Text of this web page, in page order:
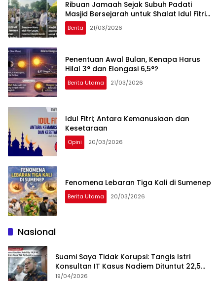
Ribuan Jamaah Sejak Subuh Padati
Masjid Bersejarah untuk Shalat Idul Fitri
2026
Berita 21/03/2026
Penentuan Awal Bulan, Kenapa Harus
Hilal 3° dan Elongasi 6,5°?
Berita Utama 21/03/2026
Idul Fitri; Antara Kemanusiaan dan
Kesetaraan
Opini 20/03/2026
Fenomena Lebaran Tiga Kali di Sumenep
Berita Utama 20/03/2026
Nasional
Suami Saya Tidak Korupsi: Tangis Istri
Konsultan IT Kasus Nadiem Dituntut 22,5
Tahun
19/04/2026